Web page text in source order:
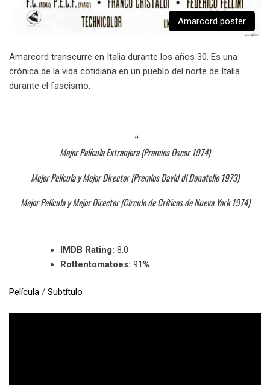
Amarcord poster
Amarcord transcurre en Italia durante los años 30. Es una
crónica de la vida cotidiana en un pueblo del norte de Italia
durante el fascismo.
Mejor Película Extranjera (Premios Oscar 1974)
Mejor Película y Mejor Director (Premios David di Donatello 1973)
Mejor Película y Mejor Director (Círculo de Críticos de Nueva York 1974)
IMDB Rating: 8,0
Rottentomatoes: 91%
Película / Subtítulo